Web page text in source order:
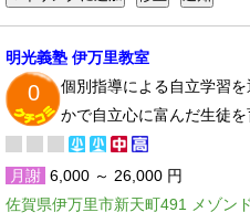
明光義塾 伊万里教室
0
個別指導による自立学習
かで自立心に富んだ生徒を
月謝 6,000 ～ 26,000 円
佐賀県伊万里市新天町491 メゾン